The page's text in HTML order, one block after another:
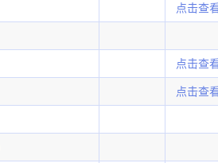
点击查
点击查
点击查